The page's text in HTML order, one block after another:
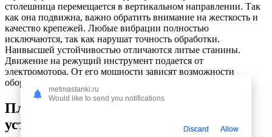
столешница перемещается в вертикальном направлении. Так
как она подвижна, важно обратить внимание на жесткость и
качество крепежей. Любые вибрации полностью
исключаются, так как нарушат точность обработки.
Наивысшей устойчивостью отличаются литые станины.
Движение на режущий инструмент подается от
электромотора. От его мощности зависят возможности
оборудования.
Плюсы многофункциональных
устройств
metmastanki.ru
Would like to send you notifications
Discard Allow